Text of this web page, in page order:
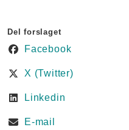
Del forslaget
Facebook
X (Twitter)
Linkedin
E-mail